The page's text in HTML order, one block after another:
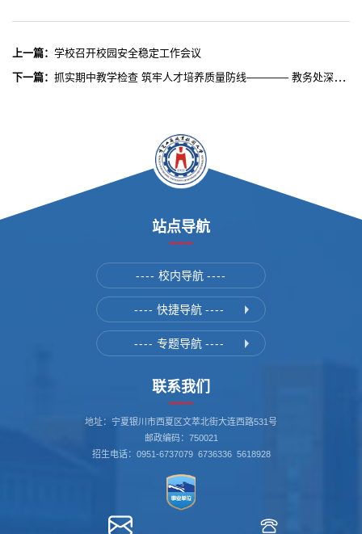
上一篇： 学校召开校园安全稳定工作会议
下一篇： 抓实期中教学检查 筑牢人才培养质量防线———— 教务处深入二级学院开展期中教学专项抽查工作
站点导航
---- 校内导航 ----
---- 快捷导航 ----
---- 专题导航 ----
联系我们
地址：宁夏银川市西夏区文萃北街大连西路531号
邮政编码：750021
招生电话：0951-6737079 6736336 5618928